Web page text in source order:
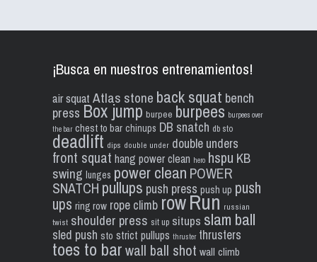
¡Busca en nuestros entrenamientos!
air squat Atlas stone back squat bench
press Box jump burpee burpees burpees over
the bar chest to bar chinups DB snatch db sto
deadlift dips double under double unders
front squat hang power clean hero hspu KB
swing lunges power clean POWER
SNATCH pullups push press push up push
ups ring row rope climb rowRun russian
twist shoulder press sit up situps slam ball
sled push sto strict pullups thruster thrusters
toes to barwall ball shot wall climb